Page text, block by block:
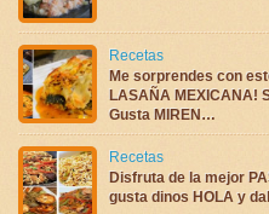
Recetas
Me sorprendes con
LASAÑA MEXICANA!
Gusta MIREN…
Recetas
Disfruta de la mejor
gusta dinos HOLA y